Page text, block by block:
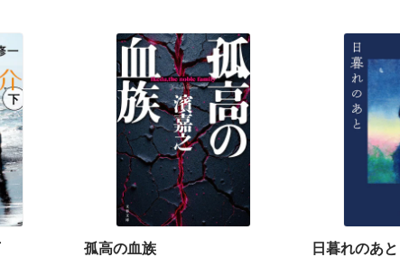
孤高の血族 日暮れのあと